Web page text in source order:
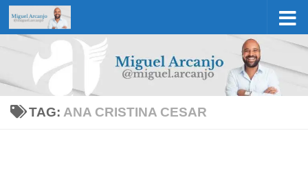
Skip to content
TAG:ANA CRISTINA CESAR